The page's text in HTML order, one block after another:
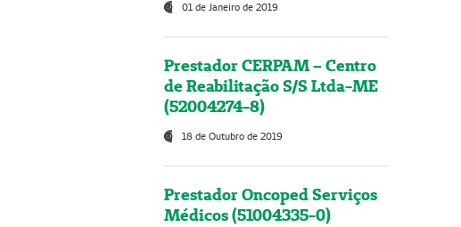
01 de Janeiro de 2019
Prestador CERPAM – Centro
de Reabilitação S/S Ltda-ME
(52004274-8)
18 de Outubro de 2019
Prestador Oncoped Serviços
Médicos (51004335-0)